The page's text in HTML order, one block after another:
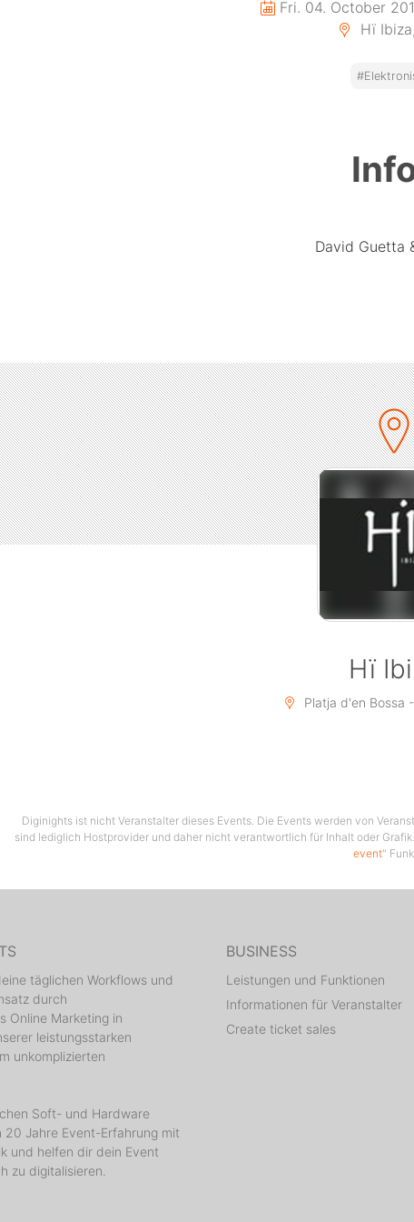
Fri. 04. October
Hï
David Guetta
Hï
Platja d'en Bossa
Diginights ist nicht Veranstalter dieses Events. Die Events werden von
sind lediglich Hostprovider und daher nicht verantwortlich für Inhalt oder
event"
täglichen Workflows und
durch
Online Marketing in
leistungsstarken
unkomplizierten
Soft- und Hardware
20 Jahre Event-Erfahrung mit
und helfen dir dein Event
zu digitalisieren.
BUSINESS
Leistungen und Funktionen
Informationen für Veranstalter
Create ticket sales